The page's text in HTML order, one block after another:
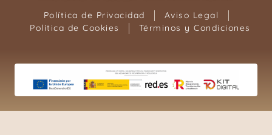
Política de Privacidad
Aviso Legal
Política de Cookies
Términos y Condiciones